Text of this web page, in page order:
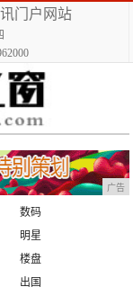
门户网站
广告
数码
明星
楼盘
出国